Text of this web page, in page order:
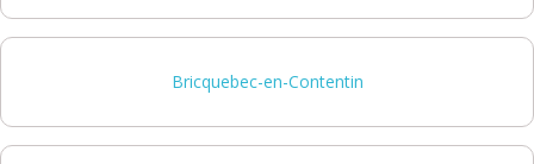
Bricquebec-en-Contentin